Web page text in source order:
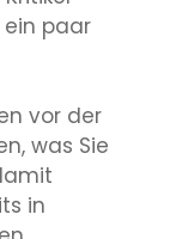
ein paar
vor der
was Sie
in